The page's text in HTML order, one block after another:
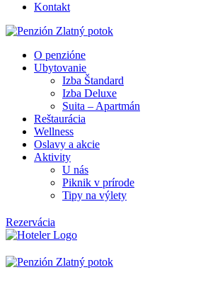
Kontakt
O penzióne
Ubytovanie
Izba Štandard
Izba Deluxe
Suita – Apartmán
Reštaurácia
Wellness
Oslavy a akcie
Aktivity
U nás
Piknik v prírode
Tipy na výlety
Rezervácia